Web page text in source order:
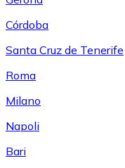
Córdoba
Santa Cruz de Tenerife
Roma
Milano
Napoli
Bari